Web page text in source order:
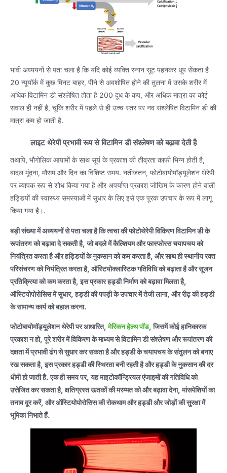
भावी अध्ययनों से पता चला है कि यदि कोई व्यक्ति स्नान सूट पहनकर धूप सेंकता है
20 न्यूयॉर्क में कुछ मिनट बाहर, पीने से अवशोषित होने की तुलना में उसके शरीर में
अधिक विटामिन डी संश्लेषित होता है 200 दूध के कप, और अधिक मात्रा का कोई
सवाल ही नहीं है, चूंकि शरीर में पहले से ही उच्च स्तर पर नव संश्लेषित विटामिन डी की
मात्रा कम हो जाती है.
लाइट थेरेपी प्रभावी रूप से विटामिन डी संश्लेषण को बढ़ावा देती है
तथापि, भौगोलिक आयामों के साथ सूर्य के प्रकाश की तीव्रता काफी भिन्न होती है,
बादल मूंदना, मौसम और दिन का विशिष्ट समय. नतीजतन, फोटोबायोमॉड्यूलेशन थेरेपी
पर व्यापक रूप से शोध किया गया है और अपर्याप्त प्रकाश जोखिम के कारण होने वाली
हड्डियों की स्वास्थ्य समस्याओं में सुधार के लिए इसे एक पूरक उपचार के रूप में लागू
किया गया है।.
बड़ी संख्या में अध्ययनों से पता चला है कि त्वचा की फोटोथेरेपी विकिरण विटामिन डी के
रूपांतरण को बढ़ावा दे सकती है, जो बदले में कैल्शियम और फास्फोरस चयापचय को
नियंत्रित करता है और हड्डियों के नुकसान को कम करता है, और साथ ही स्थानीय रक्त
परिसंचरण को नियंत्रित करता है, ऑस्टियोक्लास्टिक गतिविधि को बढ़ाता है और सूजन
प्रतिक्रिया को कम करता है, इस प्रकार हड्डी निर्माण को बढ़ावा मिलता है,
ऑस्टियोपोरोसिस में सुधार, हड्डी की पपड़ी के उपचार में तेजी लाना, और रीढ़ की हड्डी
के सामान्य कार्य को बहाल करना.
फोटोबायोमॉड्यूलेशन थेरेपी पर आधारित,मेरिकन हेल्थ पॉड, जिसमें कोई हानिकारक
प्रकाश न हो, पूरे शरीर में विकिरण के माध्यम से विटामिन डी संश्लेषण और रूपांतरण की
दक्षता में प्रभावी ढंग से सुधार कर सकता है और हड्डी के चयापचय के संतुलन को बनाए
रख सकता है, इस प्रकार हड्डी की स्थिरता बनी रहती है और हड्डी के नुकसान की दर
धीमी हो जाती है. एक ही समय पर, यह माइटोकॉन्ड्रियल एंजाइमों की गतिविधि को
उत्तेजित कर सकता है, क्षतिग्रस्त ऊतकों की मरम्मत को और बढ़ावा देना, मांसपेशियों का
तनाव दूर करें, और ऑस्टियोपोरोसिस की रोकथाम और हड्डी और जोड़ों की सुरक्षा में
भूमिका निभाते हैं.